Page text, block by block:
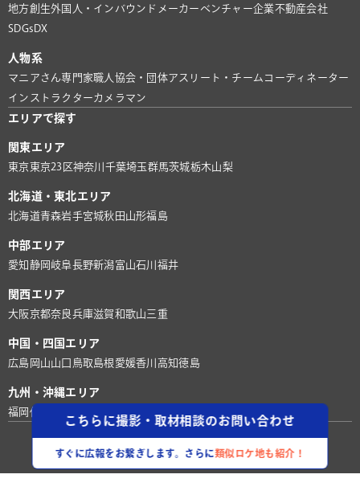
こちらに撮影・取材相談のお問い合わせ
すぐに広報をお繋ぎします。さらに類似ロケ地も紹介！
地方創生外国人・インバウンド メーカー ベンチャー企業不動産会社
SDGs DX
人物系
マニアさん専門家 職人 協会・団体アスリート・チーム コーディネーター
インストラクターカメラマン
エリアで探す
関東エリア
東京 東京23区神奈川 千葉埼玉群馬茨城栃木山梨
北海道・東北エリア
北海道青森岩手宮城秋田 山形福島
中部エリア
愛知 静岡 岐阜長野新潟富山石川 福井
関西エリア
大阪京都奈良兵庫滋賀和歌山 三重
中国・四国エリア
広島 岡山山口 鳥取島根 愛媛香川 高知徳島
九州・沖縄エリア
福岡 佐賀
©株式会社ロケグー